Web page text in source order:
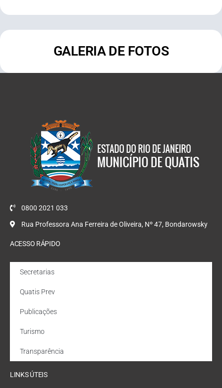
GALERIA DE FOTOS
0800 2021 033
Rua Professora Ana Ferreira de Oliveira, Nº 47, Bondarowsky
ACESSO RÁPIDO
Secretarias
Quatis Prev
Publicações
Turismo
Transparência
LINKS ÚTEIS